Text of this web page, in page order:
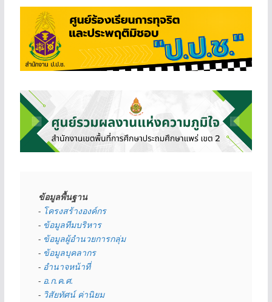
ข้อมูลพื้นฐาน
- โครงสร้างองค์กร
- ข้อมูลทีมบริหาร
- ข้อมูลผู้อำนวยการกลุ่ม
- ข้อมูลบุคลากร
- อำนาจหน้าที่
- อ.ก.ค.ศ.
- วิสัยทัศน์ ค่านิยม